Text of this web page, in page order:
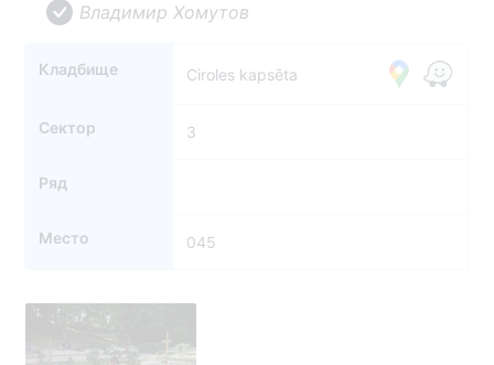
Владимир Хомутов
Кладбище Ciroles kapsēta
Сектор 3
Ряд
Место 045